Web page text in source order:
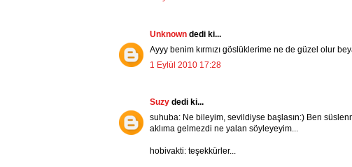
Unknown dedi ki...
Ayyy benim kırmızı göslüklerime ne de güzel olur
1 Eylül 2010 17:28
Suzy dedi ki...
suhuba: Ne bileyim, sevildiyse başlasın:) Ben
aklıma gelmezdi ne yalan söyleyeyim...
hobivakti: teşekkürler...